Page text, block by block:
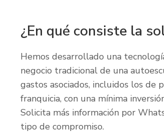
¿En qué consiste la
Hemos desarrollado una
negocio tradicional de una
gastos asociados, incluidos los de
franquicia, con una mínima
Solicita más información por
tipo de compromiso.